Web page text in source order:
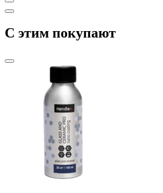
C этим покупают